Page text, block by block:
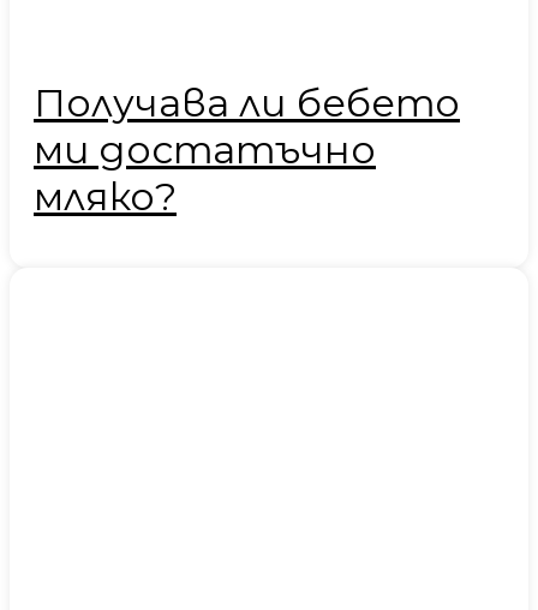
Получава ли бебето
ми достатъчно
мляко?